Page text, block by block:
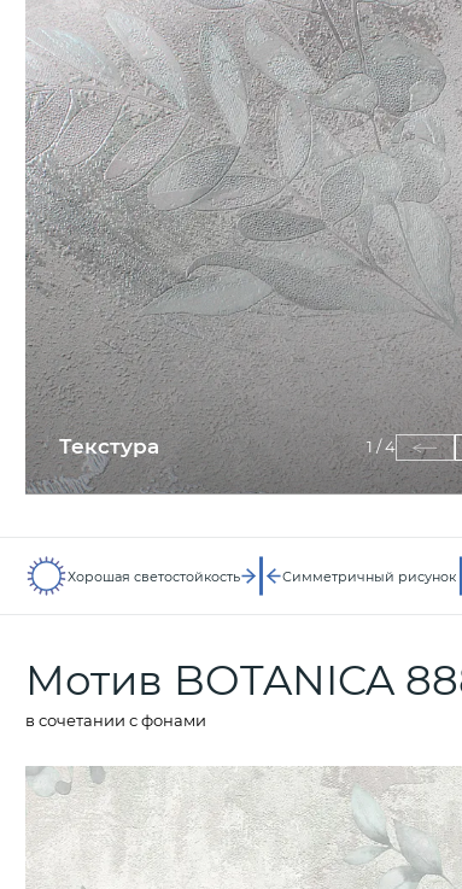
Текстура 1/4
Хорошая светостойкость Симметричный рисунок
Мотив BOTANICA
в сочетании с фонами